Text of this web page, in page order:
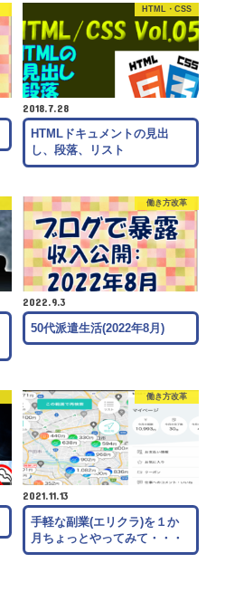
HTML・CSS
2018.7.28
HTMLドキュメントの見出
し、段落、リスト
働き方改革
2022.9.3
50代派遣生活(2022年8月)
働き方改革
2021.11.13
手軽な副業(エリクラ)を１か
月ちょっとやってみて・・・